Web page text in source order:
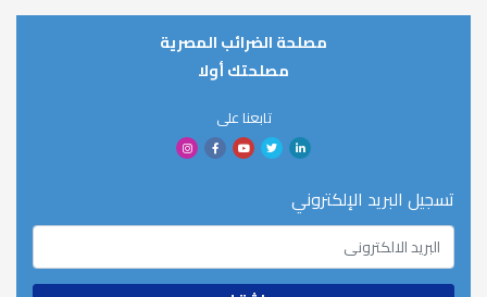
مصلحة الضرائب المصرية
مصلحتك أولا
تابعنا على
تسجيل البريد الإلكتروني